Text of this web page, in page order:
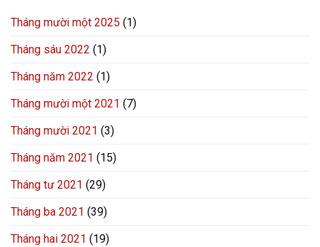
Tháng mười một 2025 (1)
Tháng sáu 2022 (1)
Tháng năm 2022 (1)
Tháng mười một 2021 (7)
Tháng mười 2021 (3)
Tháng năm 2021 (15)
Tháng tư 2021 (29)
Tháng ba 2021 (39)
Tháng hai 2021 (19)